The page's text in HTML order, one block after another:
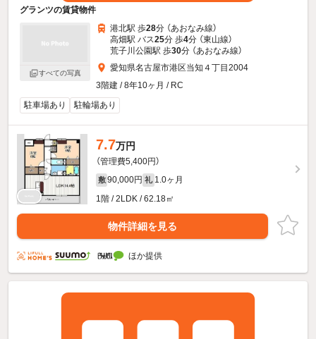
グランツの賃貸物件
すべての写真
港北駅 歩28分 （あおなみ線）
高畑駅 バス25分 歩4分 （東山線）
荒子川公園駅 歩30分 （あおなみ線）
愛知県名古屋市港区当知４丁目2004
3階建 / 8年10ヶ月 / RC
駐車場あり
駐輪場あり
7.7万円
（管理費5,400円）
敷 90,000円 礼 1.0ヶ月
1階 / 2LDK / 62.18㎡
物件詳細を見る
ほか提供